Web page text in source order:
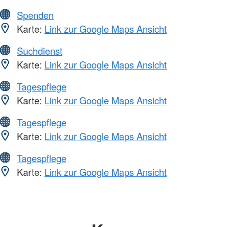
Spenden
Karte: Link zur Google Maps Ansicht
Suchdienst
Karte: Link zur Google Maps Ansicht
Tagespflege
Karte: Link zur Google Maps Ansicht
Tagespflege
Karte: Link zur Google Maps Ansicht
Tagespflege
Karte: Link zur Google Maps Ansicht